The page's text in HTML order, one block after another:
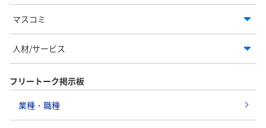
マスコミ
人材/サービス
フリートーク掲示板
業種・職種